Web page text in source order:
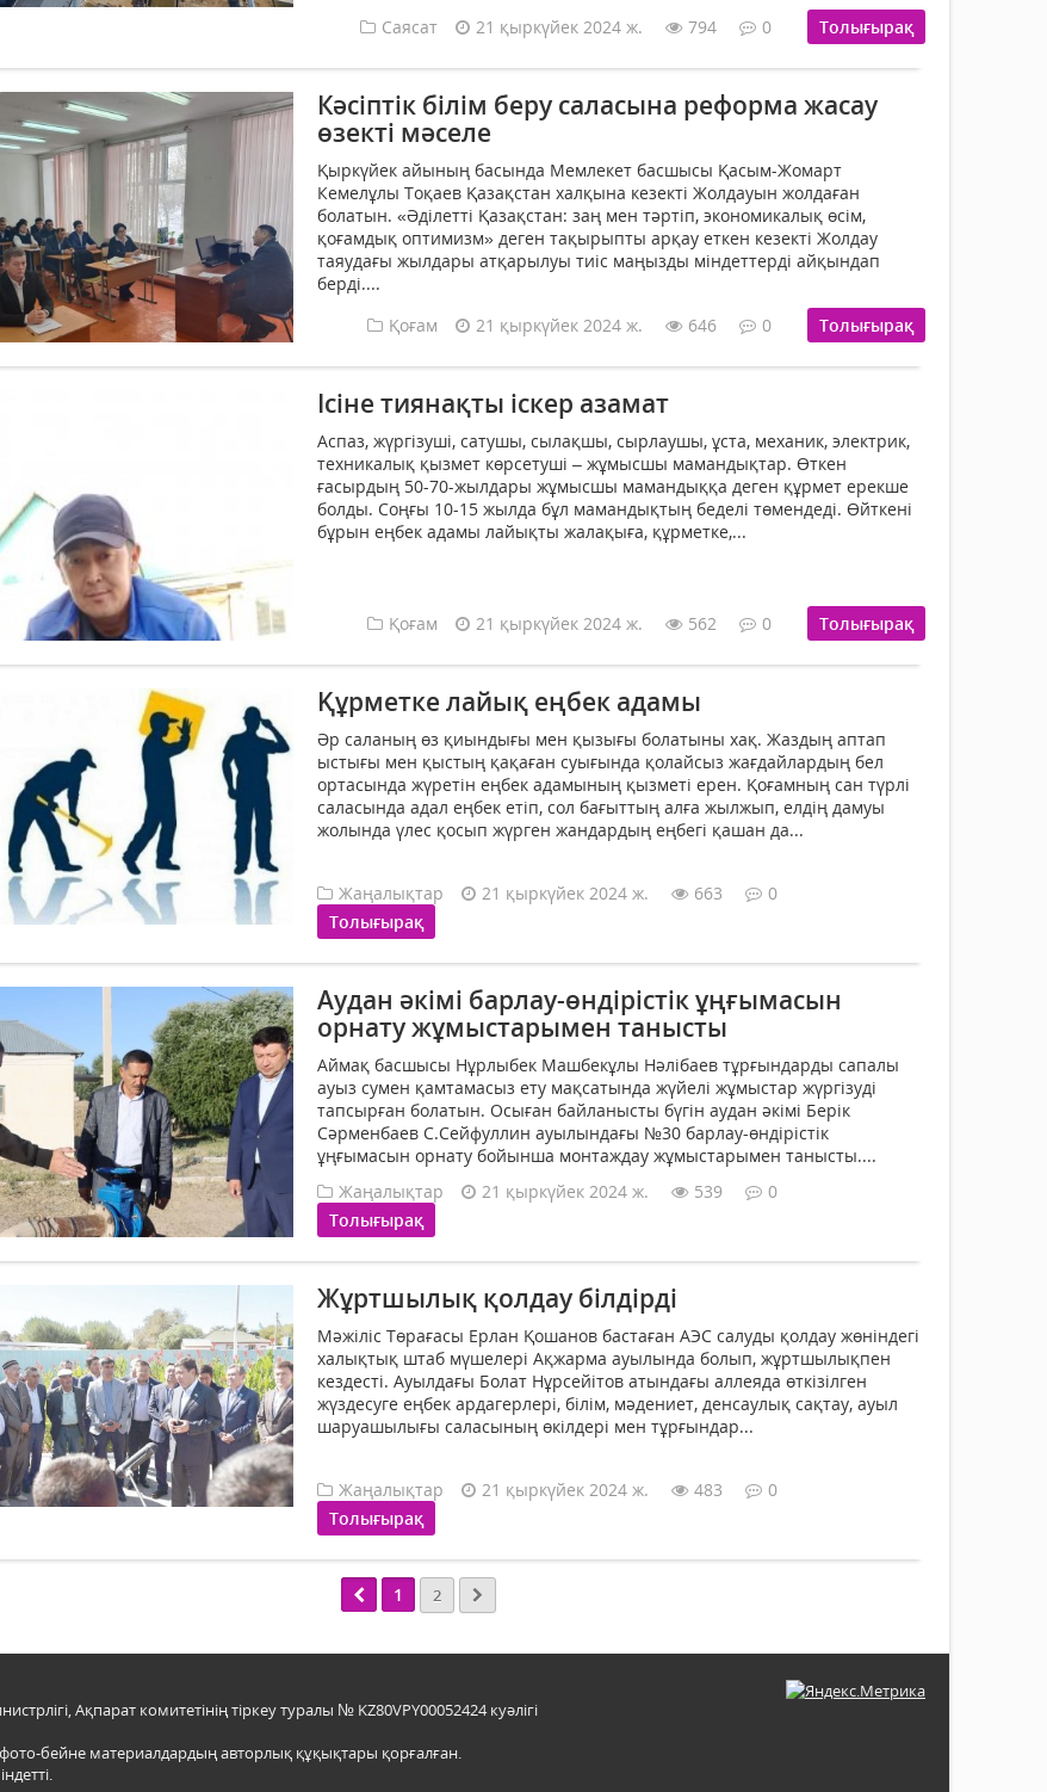
Саясат 21 қыркүйек 2024 ж. 794 0 Толығырақ
Кәсіптік білім беру саласына реформа жасау
өзекті мәселе
Қыркүйек айының басында Мемлекет басшысы Қасым-Жомарт
Кемелұлы Тоқаев Қазақстан халқына кезекті Жолдау­ын жолдаған
болатын. «Әділетті Қазақстан: заң мен тәртіп, экономикалық өсім,
қоғамдық оптимизм» деген тақырыпты арқау еткен кезекті Жолдау
таяудағы жылдары атқарылуы тиіс маңызды міндеттерді айқындап
берді....
Қоғам
21 қыркүйек 2024 ж. 646 0 Толығырақ
Ісіне тиянақты іскер азамат
Аспаз, жүргізуші, сатушы, сылақшы, сырлау­шы, ұста, механик, электрик,
техникалық қызмет көрсетуші – жұмысшы мамандықтар. Өткен
ғасырдың 50-70-жылдары жұмысшы мамандыққа деген құрмет ерекше
болды. Соңғы 10-15 жылда бұл мамандықтың беделі төмендеді. Өйткені
бұрын еңбек адамы лайықты жалақыға, құрметке,...
Қоғам 21 қыркүйек 2024 ж. 562 0 Толығырақ
Құрметке лайық еңбек адамы
Әр саланың өз қиындығы мен қызығы болатыны хақ. Жаздың аптап
ыстығы мен қыстың қақаған суығында қолайсыз жағдайлардың бел
ортасында жүретін еңбек адамының қызметі ерен. Қоғамның сан түрлі
саласында адал еңбек етіп, сол бағыттың алға жылжып, елдің дамуы
жолында үлес қосып жүрген жандардың еңбегі қашан да...
Жаңалықтар 21 қыркүйек 2024 ж. 663
0
Толығырақ
Аудан әкімі барлау-өндірістік ұңғымасын
орнату жұмыстарымен танысты
Аймақ басшысы Нұрлыбек Машбекұлы Нәлібаев тұрғындарды сапалы
ауыз сумен қамтамасыз ету мақсатында жүйелі жұмыстар жүргізуді
тапсырған болатын. Осыған байланысты бүгін аудан әкімі Берік
Сәрменбаев С.Сейфуллин ауылындағы №30 барлау-өндірістік
ұңғымасын орнату бойынша монтаждау жұмыстарымен танысты....
Жаңалықтар
21 қыркүйек 2024 ж. 539
0
Толығырақ
Жұртшылық қолдау білдірді
Мәжіліс Төрағасы Ерлан Қошанов бастаған АЭС салуды қолдау жөніндегі
халықтық штаб мүшелері Ақжарма ауы­лында болып, жұртшылықпен
кездесті. Ауылдағы Болат Нұрсейітов атындағы аллеяда өткізілген
жүздесуге еңбек ардагерлері, білім, мәдениет, денсаулық сақтау, ауыл
шаруашылығы саласының өкілдері мен тұрғындар...
Жаңалықтар 21 қыркүйек 2024 ж. 483
0
Толығырақ
1 2
Ақпарат комитетінің тіркеу туралы № KZ80VPY00052424 куәлігі
бейне материалдардың авторлық құқықтары қорғалған.